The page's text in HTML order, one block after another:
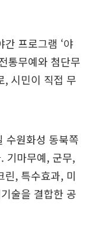
프로그램 ‘야
통무예와 첨단무
, 시민이 직접 무
수원화성 동북쪽
기마무예, 군무,
린, 특수효과, 미
술을 결합한 공